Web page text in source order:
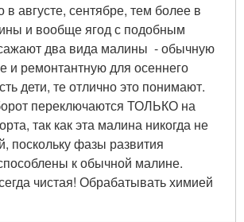
августе, сентябре, тем более в
и вообще ягод с подобным
два вида малины - обычную
и ремонтантную для осеннего
дети, те отлично это понимают.
переключаются ТОЛЬКО на
так как эта малина никогда не
поскольку фазы развития
к обычной малине.
чистая! Обрабатывать химией